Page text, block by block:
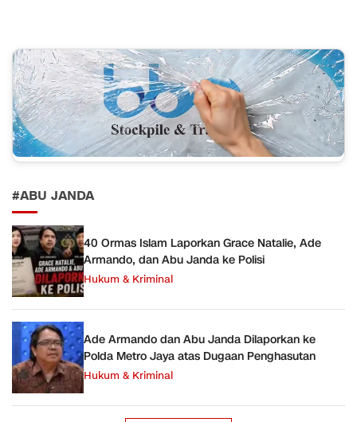
#ABU JANDA
40 Ormas Islam Laporkan Grace Natalie, Ade
Armando, dan Abu Janda ke Polisi
Hukum & Kriminal
Ade Armando dan Abu Janda Dilaporkan ke
Polda Metro Jaya atas Dugaan Penghasutan
Hukum & Kriminal